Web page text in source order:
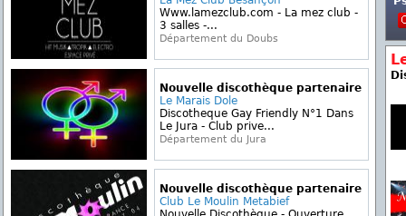
Www.lamezclub.com - La mez club -
3 salles -...
Département du Doubs
Nouvelle discothèque partenaire
Le Marais Dole
Discotheque Gay Friendly N°1 Dans
Le Jura - Club prive...
Département du Jura
Nouvelle discothèque partenaire
Club Le Moulin Metabief